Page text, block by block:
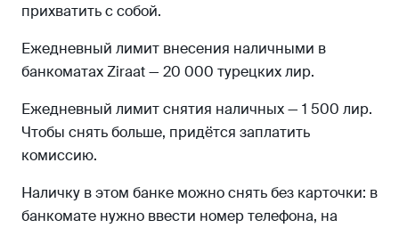
прихватить с собой.
Ежедневный лимит внесения наличными в
банкоматах Ziraat — 20 000 турецких лир.
Ежедневный лимит снятия наличных — 1 500 лир.
Чтобы снять больше, придётся заплатить
комиссию.
Наличку в этом банке можно снять без карточки: в
банкомате нужно ввести номер телефона, на